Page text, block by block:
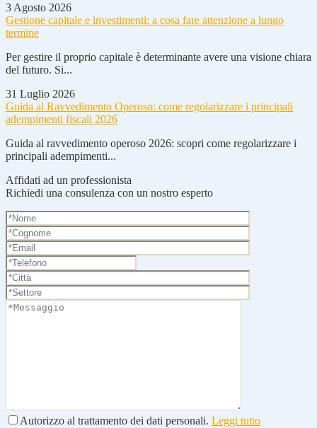
3 Agosto 2026
Gestione capitale e investimenti: a cosa fare attenzione a lungo
termine
Per gestire il proprio capitale è determinante avere una visione chiara
del futuro. Si...
31 Luglio 2026
Guida al Ravvedimento Operoso: come regolarizzare i principali
adempimenti fiscali 2026
Guida al ravvedimento operoso 2026: scopri come regolarizzare i
principali adempimenti...
Affidati ad un professionista
Richiedi una consulenza con un nostro esperto
Autorizzo al trattamento dei dati personali. Leggi tutto